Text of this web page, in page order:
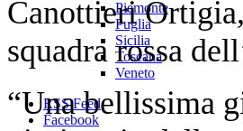
Piemonte
Puglia
Sicilia
Toscana
Veneto
RSS Feed
Facebook
Canottieri
squadra rossa
“Una bellissima